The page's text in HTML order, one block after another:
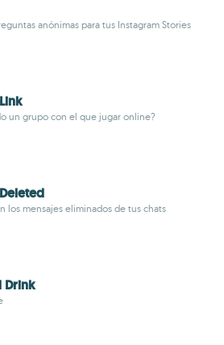
anónimas para tus Instagram Stories
un grupo con el que jugar online?
los mensajes eliminados de tus chats
Drink